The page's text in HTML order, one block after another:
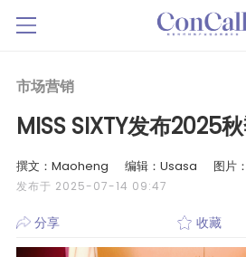
市场营销
MISS SIXTY发布2025
撰文：Maoheng 编辑：Usasa 图片
发布于 2025-07-14 09:47
分享 收藏